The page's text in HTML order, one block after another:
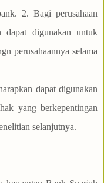
2. Bagi perusahaan
digunakan untuk
perusahaannya selama
dapat digunakan
yang berkepentingan
selanjutnya.